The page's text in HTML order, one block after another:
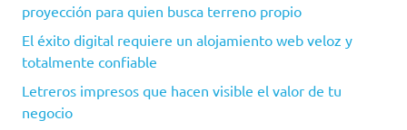
proyección para quien busca terreno propio
El éxito digital requiere un alojamiento web veloz y
totalmente confiable
Letreros impresos que hacen visible el valor de tu
negocio